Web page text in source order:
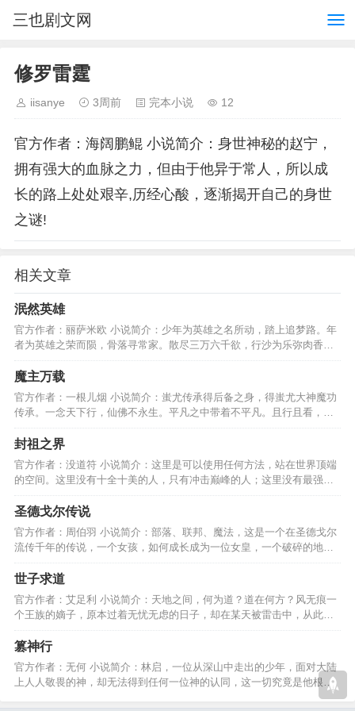
三也剧文网
修罗雷霆
iisanye 3周前 完本小说 12
官方作者：海阔鹏鲲 小说简介：身世神秘的赵宁，
拥有强大的血脉之力，但由于他异于常人，所以成
长的路上处处艰辛,历经心酸，逐渐揭开自己的身世
之谜!
相关文章
泯然英雄
官方作者：丽萨米欧 小说简介：少年为英雄之名所动，踏上追梦路。年
者为英雄之荣而陨，骨落寻常家。散尽三万六千欲，行沙为乐弥肉香。
英雄者，泯然众人矣！…
魔主万载
官方作者：一根儿烟 小说简介：蚩尤传承得后备之身，得蚩尤大神魔功
传承。一念天下行，仙佛不永生。平凡之中带着不平凡。且行且看，小
子如何走向寰宇巅峰。…
封祖之界
官方作者：没道符 小说简介：这里是可以使用任何方法，站在世界顶端
的空间。这里没有十全十美的人，只有冲击巅峰的人；这里没有最强的
人，只有冲击更强的人。…
圣德戈尔传说
官方作者：周伯羽 小说简介：部落、联邦、魔法，这是一个在圣德戈尔
流传千年的传说，一个女孩，如何成长成为一位女皇，一个破碎的地方
怎样的统治才适合它？…
世子求道
官方作者：艾足利 小说简介：天地之间，何为道？道在何方？风无痕一
个王族的嫡子，原本过着无忧无虑的日子，却在某天被雷击中，从此踏
上了修真问道的坎坷路…
篡神行
官方作者：无何 小说简介：林启，一位从深山中走出的少年，面对大陆
上人人敬畏的神，却无法得到任何一位神的认同，这一切究竟是他根本